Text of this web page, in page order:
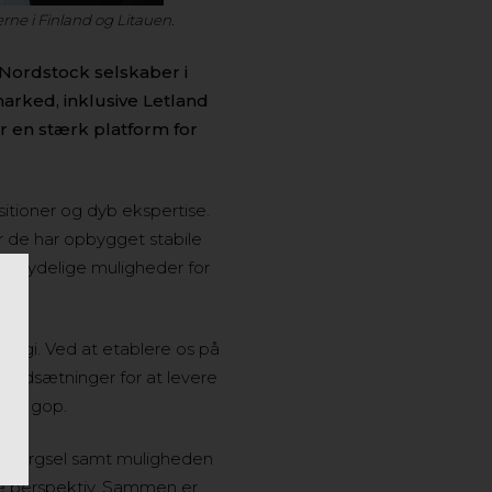
i Finland og Litauen.
selskaber i
inklusive Letland
en stærk platform for
og dyb ekspertise.
de har opbygget stabile
tydelige muligheder for
Ved at etablere os på
for at levere
gop.
samt muligheden
Sammen er